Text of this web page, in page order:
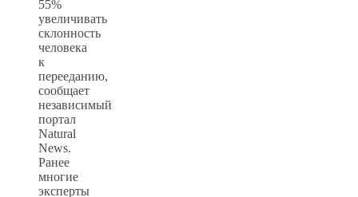
55%
увеличивать
склонность
человека
к
перееданию,
сообщает
независимый
портал
Natural
News.
Ранее
многие
эксперты